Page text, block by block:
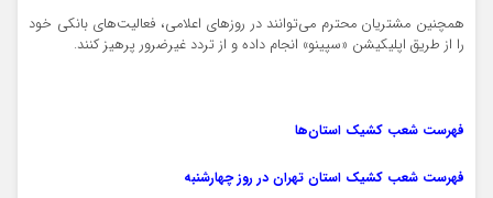
همچنین مشتریان محترم می‌توانند در روزهای اعلامی، فعالیت‌های بانکی خود
را از طریق اپلیکیشن «سپینو» انجام داده و از تردد غیرضرور پرهیز کنند.
فهرست شعب کشیک استان‌ها
فهرست شعب کشیک استان تهران در روز چهارشنبه